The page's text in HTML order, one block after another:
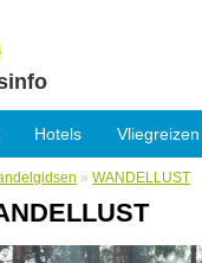
Hotels Vliegreizen
» WANDELLUST